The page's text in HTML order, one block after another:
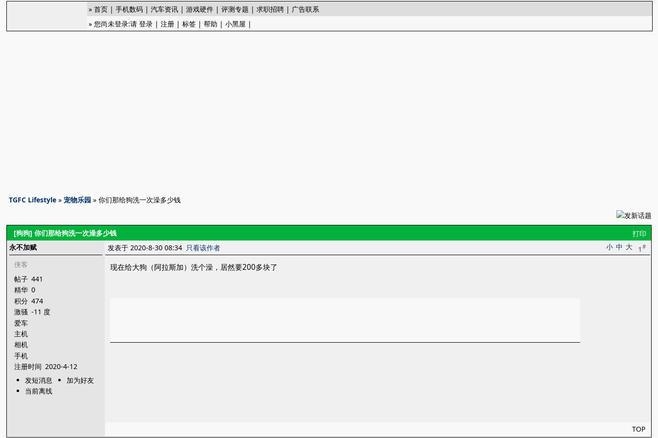
»首页 |手机数码 |汽车资讯 |游戏硬件 |评测专题 |求职招聘 | 广告联系
» 您尚未登录:请登录 |注册 |标签 |帮助 |小黑屋 |
TGFC Lifestyle »宠物乐园 » 你们那给狗洗一次澡多少钱
打印
[狗狗] 你们那给狗洗一次澡多少钱
永不加赋
侠客
帖子 441
精华 0
积分 474
激骚 -11 度
爱车
主机
相机
手机
注册时间 2020-4-12
发短消息
加为好友
当前离线
1 #
大
中
小
发表于 2020-8-30 08:34 只看该作者
现在给大狗（阿拉斯加）洗个澡，居然要200多块了
TOP